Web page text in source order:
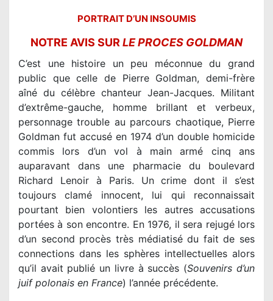
PORTRAIT D’UN INSOUMIS
NOTRE AVIS SUR LE PROCES GOLDMAN
C’est une histoire un peu méconnue du grand
public que celle de Pierre Goldman, demi-frère
aîné du célèbre chanteur Jean-Jacques. Militant
d’extrême-gauche, homme brillant et verbeux,
personnage trouble au parcours chaotique, Pierre
Goldman fut accusé en 1974 d’un double homicide
commis lors d’un vol à main armé cinq ans
auparavant dans une pharmacie du boulevard
Richard Lenoir à Paris. Un crime dont il s’est
toujours clamé innocent, lui qui reconnaissait
pourtant bien volontiers les autres accusations
portées à son encontre. En 1976, il sera rejugé lors
d’un second procès très médiatisé du fait de ses
connections dans les sphères intellectuelles alors
qu’il avait publié un livre à succès (Souvenirs d’un
juif polonais en France) l’année précédente.